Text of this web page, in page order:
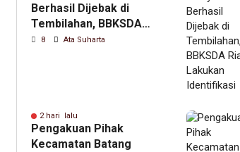
Berhasil Dijebak di
Tembilahan, BBKSDA
Riau Lakukan Identifikasi
8 Ata Suharta
2 hari lalu
Pengakuan Pihak
Kecamatan Batang